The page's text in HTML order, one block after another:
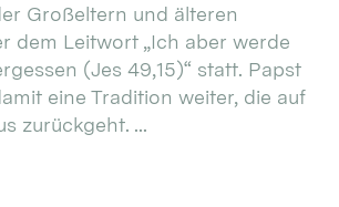
Großeltern und älteren
dem Leitwort „Ich aber werde
(Jes 49,15)“ statt. Papst
eine Tradition weiter, die auf
zurückgeht. ...